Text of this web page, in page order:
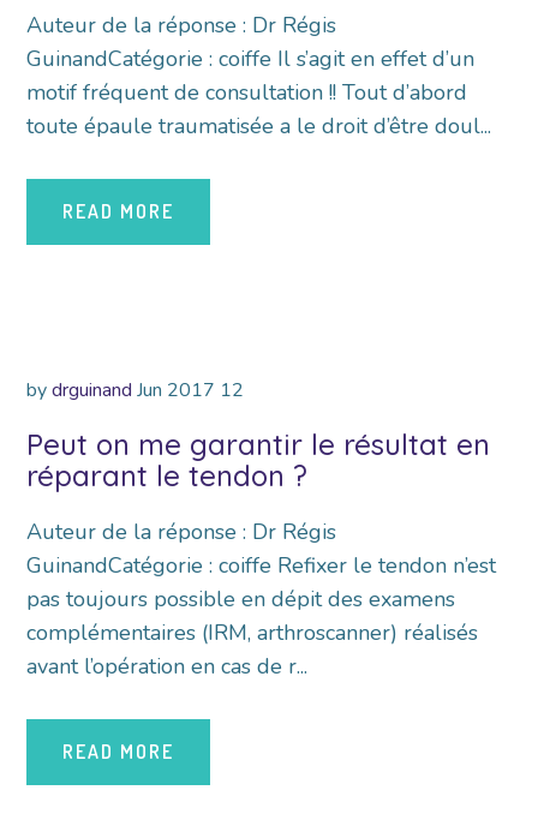
Auteur de la réponse : Dr Régis
GuinandCatégorie : coiffe Il s’agit en effet d’un
motif fréquent de consultation !! Tout d’abord
toute épaule traumatisée a le droit d’être doul...
READ MORE
by drguinand Jun 2017 12
Peut on me garantir le résultat en
réparant le tendon ?
Auteur de la réponse : Dr Régis
GuinandCatégorie : coiffe Refixer le tendon n’est
pas toujours possible en dépit des examens
complémentaires (IRM, arthroscanner) réalisés
avant l’opération en cas de r...
READ MORE